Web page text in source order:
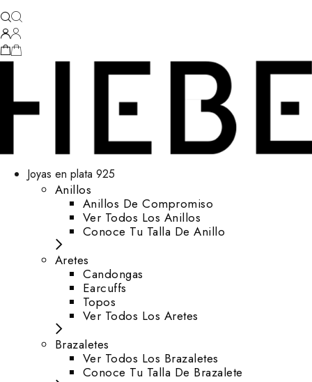
Joyas en plata 925
Anillos
Anillos De Compromiso
Ver Todos Los Anillos
Conoce Tu Talla De Anillo
Aretes
⁠Candongas
Earcuffs
Topos
Ver Todos Los Aretes
Brazaletes
Ver Todos Los Brazaletes
Conoce Tu Talla De Brazalete